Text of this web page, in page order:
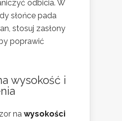
odbicia. W
słońce pada
stosuj zasłony
poprawić
wysokość i
na wysokości